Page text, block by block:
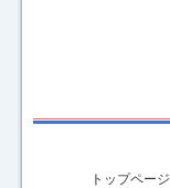
トップページ